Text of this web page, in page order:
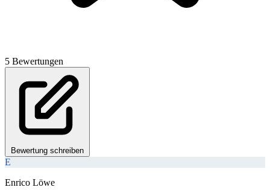
5 Bewertungen
Bewertung schreiben
E
Enrico Löwe